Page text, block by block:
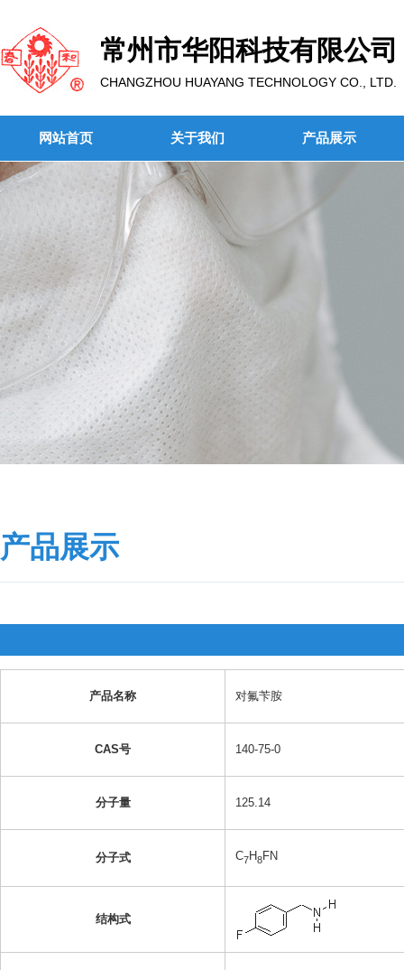
常州市华阳科技有限公司
CHANGZHOU HUAYANG TECHNOLOGY CO., LTD.
网站首页 关于我们 产品展示
产品展示
产品名称 对氟苄胺
CAS号 140-75-0
分子量 125.14
分子式 C7H8FN
结构式